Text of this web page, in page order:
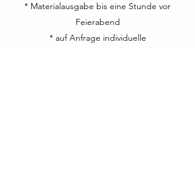
* Materialausgabe bis eine Stunde vor
Feierabend
* auf Anfrage individuelle